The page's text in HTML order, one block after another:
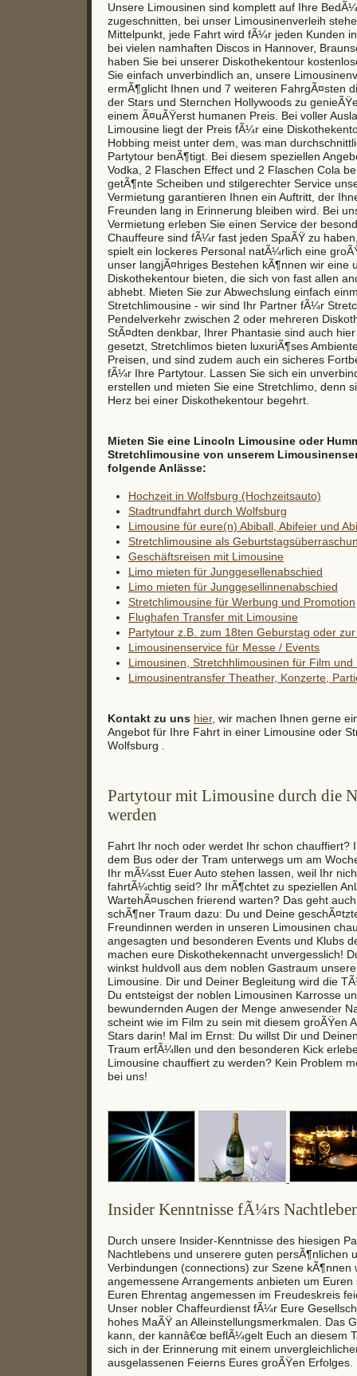
Unsere Limousinen sind komplett auf Ihre
zugeschnitten, bei unser Limousinenverleih
Mittelpunkt, jede Fahrt wird fÃ¼r jeden Kunden
bei vielen namhaften Discos in Hannover,
haben Sie bei unserer Diskothekentour
Sie einfach unverbindlich an, unsere
ermÃ¶glicht Ihnen und 7 weiteren FahrgÃ¤sten
der Stars und Sternchen Hollywoods zu
einem Ã¤uÃŸerst humanen Preis. Bei voller
Limousine liegt der Preis fÃ¼r eine
Hobbing meist unter dem, was man
Partytour benÃ¶tigt. Bei diesem speziellen
Vodka, 2 Flaschen Effect und 2 Flaschen Cola
getÃ¶nte Scheiben und stilgerechter Service
Vermietung garantieren Ihnen ein Auftritt, der
Freunden lang in Erinnerung bleiben wird. Bei
Vermietung erleben Sie einen Service der
Chauffeure sind fÃ¼r fast jeden SpaÃŸ zu
spielt ein lockeres Personal natÃ¼rlich eine
unser langjÃ¤hriges Bestehen kÃ¶nnen wir eine
Diskothekentour bieten, die sich von fast allen
abhebt. Mieten Sie zur Abwechslung einfach
Stretchlimousine - wir sind Ihr Partner fÃ¼r
Pendelverkehr zwischen 2 oder mehreren
StÃ¤dten denkbar, Ihrer Phantasie sind auch
gesetzt, Stretchlimos bieten luxuriÃ¶ses
Preisen, und sind zudem auch ein sicheres
fÃ¼r Ihre Partytour. Lassen Sie sich ein
erstellen und mieten Sie eine Stretchlimo, denn
Herz bei einer Diskothekentour begehrt.
Mieten Sie eine Lincoln Limousine oder
Stretchlimousine von unserem
folgende Anlässe:
Hochzeit in Wolfsburg (Hochzeitsauto)
Stadtrundfahrt durch Wolfsburg
Limousine für eure(n) Abiball, Abifeier und
Stretchlimousine als
Geschäftsreisen mit Limousine
Limo mieten für Junggesellenabschied
Limo mieten für Junggesellinnenabschied
Stretchlimousine für Werbung und Promotion
Flughafen Transfer mit Limousine
Partytour z.B. zum 18ten Geburstag oder
Limousinenservice für Messe / Events
Limousinen, Stretchhlimousinen für Film und
Limousinentransfer Theather, Konzerte,
Kontakt zu uns hier, wir machen Ihnen gerne
Angebot für Ihre Fahrt in einer Limousine oder
Wolfsburg .
Partytour mit Limousine durch die
werden
Fahrt Ihr noch oder werdet Ihr schon chauffiert?
dem Bus oder der Tram unterwegs um am
Ihr mÃ¼sst Euer Auto stehen lassen, weil Ihr
fahrtÃ¼chtig seid? Ihr mÃ¶chtet zu speziellen
WartehÃ¤uschen frierend warten? Das geht
schÃ¶ner Traum dazu: Du und Deine
Freundinnen werden in unseren Limousinen
angesagten und besonderen Events und Klubs
machen eure Diskothekennacht unvergesslich!
winkst huldvoll aus dem noblen Gastraum
Limousine. Dir und Deiner Begleitung wird die
Du entsteigst der noblen Limousinen Karrosse
bewundernden Augen der Menge anwesender
scheint wie im Film zu sein mit diesem groÃŸen
Stars darin! Mal im Ernst: Du willst Dir und
Traum erfÃ¼llen und den besonderen Kick
Limousine chauffiert zu werden? Kein Problem
bei uns!
Insider Kenntnisse fÃ¼rs
Durch unsere Insider-Kenntnisse des hiesigen
Nachtlebens und unserere guten persÃ¶nlichen
Verbindungen (connections) zur Szene kÃ¶nnen
angemessene Arrangements anbieten um Euren
Euren Ehrentag angemessen im Freudeskreis
Unser nobler Chaffeurdienst fÃ¼r Eure
hohes MaÃŸ an Alleinstellungsmerkmalen. Das
kann, der kannâ€œ beflÃ¼gelt Euch an diesem
sich in der Erinnerung mit einem
ausgelassenen Feierns Eures groÃŸen Erfolges.